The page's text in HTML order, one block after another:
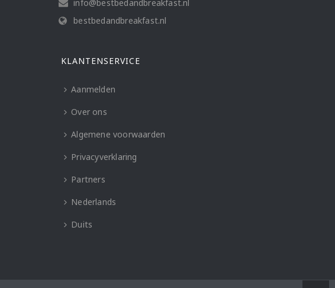
info@bestbedandbreakfast.nl
bestbedandbreakfast.nl
KLANTENSERVICE
Aanmelden
Over ons
Algemene voorwaarden
Privacyverklaring
Partners
Nederlands
Duits